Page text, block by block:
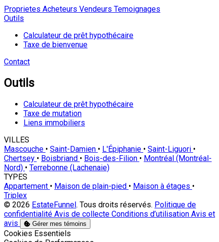
Proprietes Acheteurs Vendeurs Temoignages
Outils
Calculateur de prêt hypothécaire
Taxe de bienvenue
Contact
Outils
Calculateur de prêt hypothécaire
Taxe de mutation
Liens immobiliers
VILLES
Mascouche • Saint-Damien • L'Épiphanie • Saint-Liguori •
Chertsey • Boisbriand • Bois-des-Filion • Montréal (Montréal-
Nord) • Terrebonne (Lachenaie)
TYPES
Appartement • Maison de plain-pied • Maison à étages •
Triplex
© 2026 EstateFunnel . Tous droits réservés. Politique de
confidentialité Avis de collecte Conditions d’utilisation Avis et
avis
Gérer mes témoins
Activer
Cookies Essentiels